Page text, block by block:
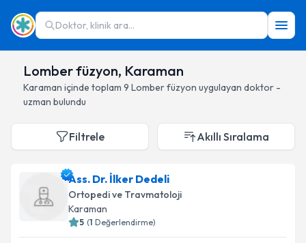
Doktor, klinik ara...
Lomber füzyon, Karaman
Karaman içinde toplam 9 Lomber füzyon uygulayan doktor -
uzman bulundu
Filtrele Akıllı Sıralama
Ass. Dr. İlker Dedeli
Ortopedi ve Travmatoloji
Karaman
5 (1 Değerlendirme)